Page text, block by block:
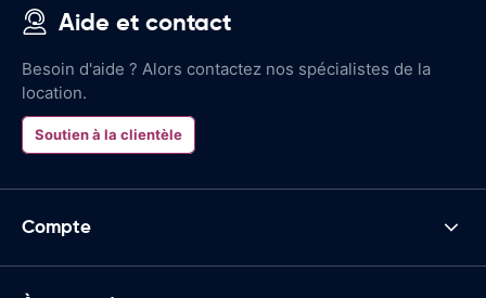
Aide et contact
Besoin d'aide ? Alors contactez nos spécialistes de la
location.
Soutien à la clientèle
Compte